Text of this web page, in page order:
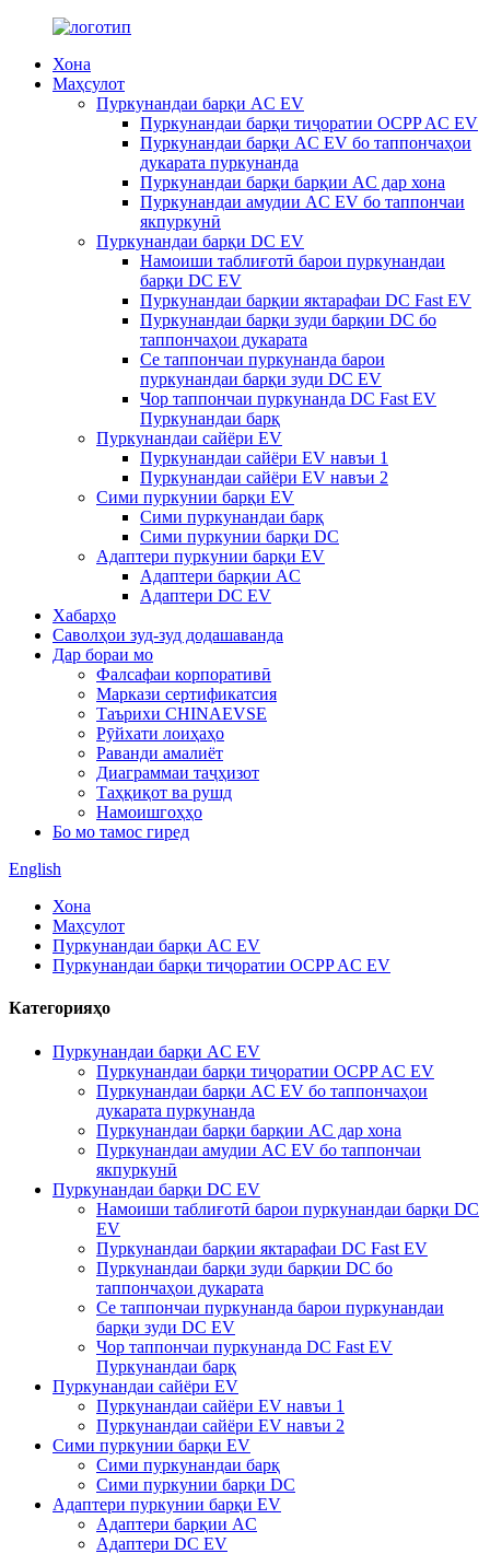
Хона
Маҳсулот
Пуркунандаи барқи AC EV
Пуркунандаи барқи тиҷоратии OCPP AC EV
Пуркунандаи барқи AC EV бо таппончаҳои
дукарата пуркунанда
Пуркунандаи барқи барқии AC дар хона
Пуркунандаи амудии AC EV бо таппончаи
якпуркунӣ
Пуркунандаи барқи DC EV
Намоиши таблиғотӣ барои пуркунандаи
барқи DC EV
Пуркунандаи барқии яктарафаи DC Fast EV
Пуркунандаи барқи зуди барқии DC бо
таппончаҳои дукарата
Се таппончаи пуркунанда барои
пуркунандаи барқи зуди DC EV
Чор таппончаи пуркунанда DC Fast EV
Пуркунандаи барқ
Пуркунандаи сайёри EV
Пуркунандаи сайёри EV навъи 1
Пуркунандаи сайёри EV навъи 2
Сими пуркунии барқи EV
Сими пуркунандаи барқ
Сими пуркунии барқи DC
Адаптери пуркунии барқи EV
Адаптери барқии AC
Адаптери DC EV
Хабарҳо
Саволҳои зуд-зуд додашаванда
Дар бораи мо
Фалсафаи корпоративӣ
Маркази сертификатсия
Таърихи CHINAEVSE
Рӯйхати лоиҳаҳо
Раванди амалиёт
Диаграммаи таҷҳизот
Таҳқиқот ва рушд
Намоишгоҳҳо
Бо мо тамос гиред
English
Хона
Маҳсулот
Пуркунандаи барқи AC EV
Пуркунандаи барқи тиҷоратии OCPP AC EV
Категорияҳо
Пуркунандаи барқи AC EV
Пуркунандаи барқи тиҷоратии OCPP AC EV
Пуркунандаи барқи AC EV бо таппончаҳои
дукарата пуркунанда
Пуркунандаи барқи барқии AC дар хона
Пуркунандаи амудии AC EV бо таппончаи
якпуркунӣ
Пуркунандаи барқи DC EV
Намоиши таблиғотӣ барои пуркунандаи барқи DC
EV
Пуркунандаи барқии яктарафаи DC Fast EV
Пуркунандаи барқи зуди барқии DC бо
таппончаҳои дукарата
Се таппончаи пуркунанда барои пуркунандаи
барқи зуди DC EV
Чор таппончаи пуркунанда DC Fast EV
Пуркунандаи барқ
Пуркунандаи сайёри EV
Пуркунандаи сайёри EV навъи 1
Пуркунандаи сайёри EV навъи 2
Сими пуркунии барқи EV
Сими пуркунандаи барқ
Сими пуркунии барқи DC
Адаптери пуркунии барқи EV
Адаптери барқии AC
Адаптери DC EV